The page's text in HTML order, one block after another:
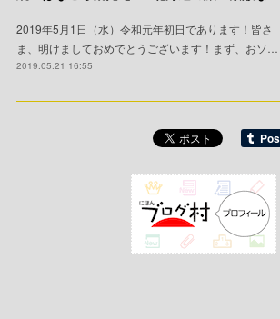
2019年5月1日（水）令和元年初日であります！皆さ
ま、明けましておめでとうございます！まず、おソ…
2019.05.21 16:55